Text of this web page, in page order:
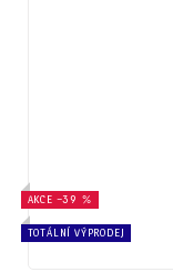
AKCE –39 %
TOTÁLNÍ VÝPRODEJ